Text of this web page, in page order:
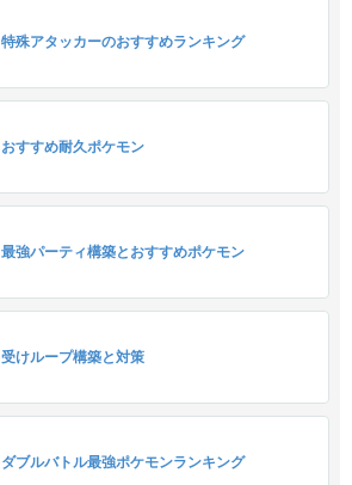
特殊アタッカーのおすすめランキング
おすすめ耐久ポケモン
最強パーティ構築とおすすめポケモン
受けループ構築と対策
ダブルバトル最強ポケモンランキング